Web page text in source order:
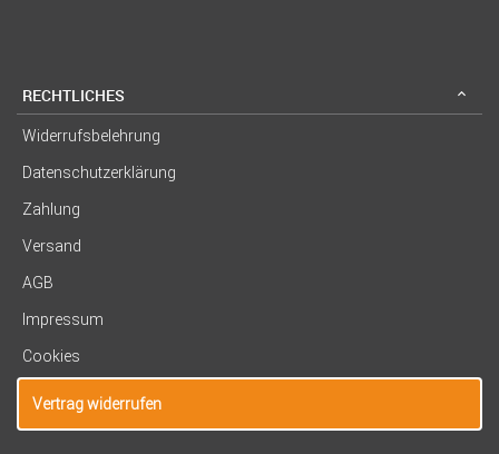
RECHTLICHES
Widerrufsbelehrung
Datenschutzerklärung
Zahlung
Versand
AGB
Impressum
Cookies
Vertrag widerrufen